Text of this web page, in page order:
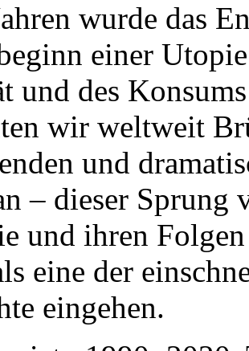
wurde das
einer
und des
wir weltweit
und
– dieser Sprung
und ihren
eine der
eingehen.